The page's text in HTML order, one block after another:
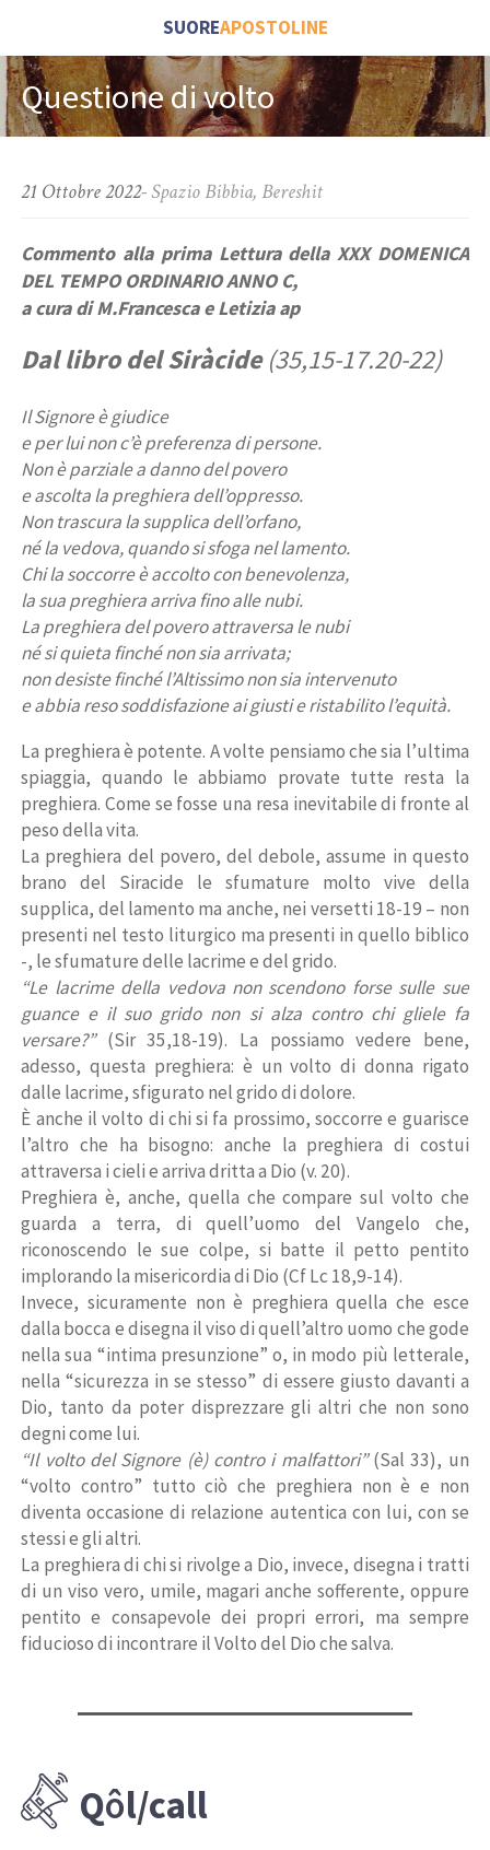
SUOREAPOSTOLINE
Questione di volto
21 Ottobre 2022- Spazio Bibbia,Bereshit
Commento alla prima Lettura della XXX DOMENICA
DEL TEMPO ORDINARIOANNO C,
a cura di M.Francesca e Letizia ap
Dal libro del Siràcide (35,15-17.20-22)
Il Signore è giudice
e per lui non c’è preferenza di persone.
Non è parziale a danno del povero
e ascolta la preghiera dell’oppresso.
Non trascura la supplica dell’orfano,
né la vedova, quando si sfoga nel lamento.
Chi la soccorre è accolto con benevolenza,
la sua preghiera arriva fino alle nubi.
La preghiera del povero attraversa le nubi
né si quieta finché non sia arrivata;
non desiste finché l’Altissimo non sia intervenuto
e abbia reso soddisfazione ai giusti e ristabilito l’equità.
La preghiera è potente. A volte pensiamo che sia l’ultima
spiaggia, quando le abbiamo provate tutte resta la
preghiera. Come se fosse una resa inevitabile di fronte al
peso della vita.
La preghiera del povero, del debole, assume in questo
brano del Siracide le sfumature molto vive della
supplica, del lamento ma anche, nei versetti 18-19 – non
presenti nel testo liturgico ma presenti in quello biblico
-, le sfumature delle lacrime e del grido.
“Le lacrime della vedova non scendono forse sulle sue
guance e il suo grido non si alza contro chi gliele fa
versare?”(Sir 35,18-19). La possiamo vedere bene,
adesso, questa preghiera: è un volto di donna rigato
dalle lacrime, sfigurato nel grido di dolore.
È anche il volto di chi si fa prossimo, soccorre e guarisce
l’altro che ha bisogno: anche la preghiera di costui
attraversa i cieli e arriva dritta a Dio (v. 20).
Preghiera è, anche, quella che compare sul volto che
guarda a terra, di quell’uomo del Vangelo che,
riconoscendo le sue colpe, si batte il petto pentito
implorando la misericordia di Dio (Cf Lc 18,9-14).
Invece, sicuramente non è preghiera quella che esce
dalla bocca e disegna il viso di quell’altro uomo che gode
nella sua “intima presunzione” o, in modo più letterale,
nella “sicurezza in se stesso” di essere giusto davanti a
Dio, tanto da poter disprezzare gli altri che non sono
degni come lui.
“Il volto del Signore (è) contro i malfattori”(Sal 33), un
“volto contro” tutto ciò che preghiera non è e non
diventa occasione di relazione autentica con lui, con se
stessi e gli altri.
La preghiera di chi si rivolge a Dio, invece, disegna i tratti
di un viso vero, umile, magari anche sofferente, oppure
pentito e consapevole dei propri errori, ma sempre
fiducioso di incontrare il Volto del Dio che salva.
Qôl/call